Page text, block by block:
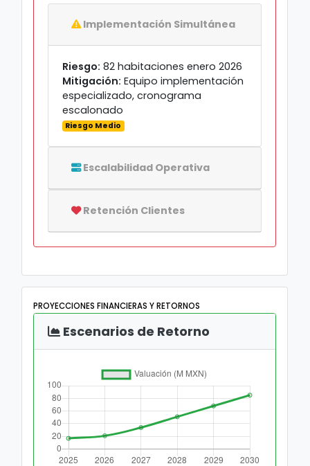
Implementación Simultánea
Riesgo: 82 habitaciones enero 2026
Mitigación: Equipo implementación
especializado, cronograma
escalonado
Riesgo Medio
Escalabilidad Operativa
Retención Clientes
PROYECCIONES FINANCIERAS Y RETORNOS
Escenarios de Retorno